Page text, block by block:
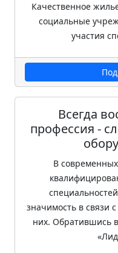
Качественное
социальные
участия
Всегда
профессия -
В
значимость в связи
них. Обратившись